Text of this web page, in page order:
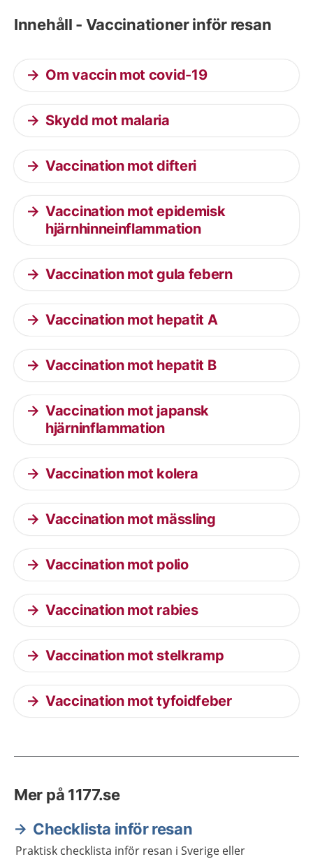
Innehåll - Vaccinationer inför resan
Om vaccin mot covid-19
Skydd mot malaria
Vaccination mot difteri
Vaccination mot epidemisk
hjärnhinneinflammation
Vaccination mot gula febern
Vaccination mot hepatit A
Vaccination mot hepatit B
Vaccination mot japansk
hjärninflammation
Vaccination mot kolera
Vaccination mot mässling
Vaccination mot polio
Vaccination mot rabies
Vaccination mot stelkramp
Vaccination mot tyfoidfeber
Mer på 1177.se
Checklista inför resan
Praktisk checklista inför resan i Sverige eller